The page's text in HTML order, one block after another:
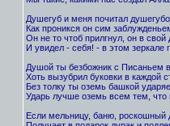
Душегуб и меня почитал
Как проникся он сим
Он не то чтоб прилгнул, он в свой
И увидел - себя! - в этом зеркале
Душой ты безбожник с Писаньем
Хоть вызубрил буковки в каждой
Без толку ты оземь башкой
Ударь лучше оземь всем тем, что
Если мельницу, баню, роскошный